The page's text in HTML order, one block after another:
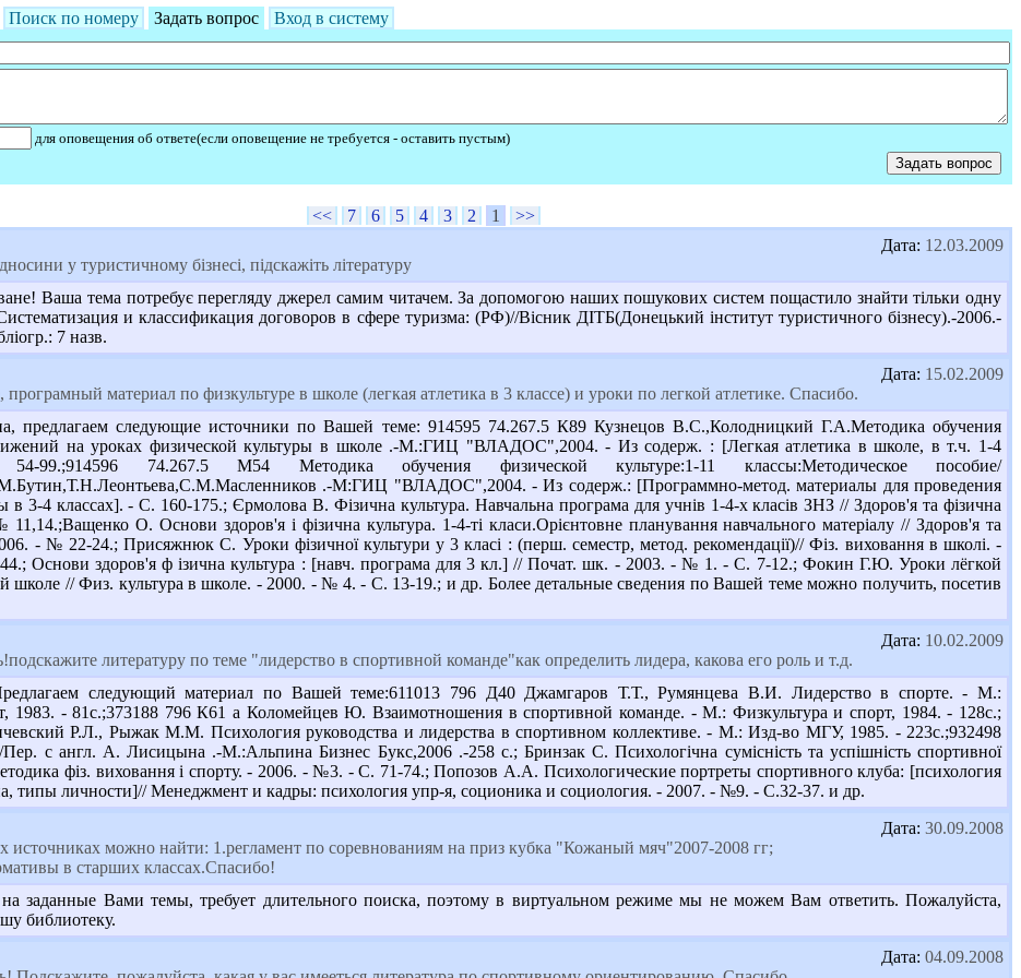
Поиск по номеру Задать вопрос
Вход в систему
для оповещения об ответе(если оповещение не требуется - оставить пустым)
<< 7 6 5 4 3 2 1
>>
Дата: 12.03.2009
у туристичному бізнесі, підскажіть літературу
Ваша тема потребує перегляду джерел самим читачем. За допомогою наших пошукових систем пощастило знайти тільки одну
и классификация договоров в сфере туризма: (РФ)//Вісник ДІТБ(Донецький інститут туристичного бізнесу).-2006.-
7 назв.
Дата: 15.02.2009
материал по физкультуре в школе (легкая атлетика в 3 классе) и уроки по легкой атлетике. Спасибо.
предлагаем следующие источники по Вашей теме: 914595 74.267.5 К89 Кузнецов В.С.,Колодницкий Г.А.Методика обучения
на уроках физической культуры в школе .-М.:ГИЦ "ВЛАДОС",2004. - Из содерж. : [Легкая атлетика в школе, в т.ч. 1-4
74.267.5 М54 Методика обучения физической культуре:1-11 классы:Методическое пособие/
.-М:ГИЦ "ВЛАДОС",2004. - Из содерж.: [Программно-метод. материалы для проведения
в 3-4 классах]. - С. 160-175.; Єрмолова В. Фізична культура. Навчальна програма для учнів 1-4-х класів ЗНЗ // Здоров'я та фізична
О. Основи здоров'я і фізична культура. 1-4-ті класи.Орієнтовне планування навчального матеріалу // Здоров'я та
- № 22-24.; Присяжнюк С. Уроки фізичної культури у 3 класі : (перш. семестр, метод. рекомендації)// Фіз. виховання в школі. -
Основи здоров'я ф ізична культура : [навч. програма для 3 кл.] // Почат. шк. - 2003. - № 1. - С. 7-12.; Фокин Г.Ю. Уроки лёгкой
школе // Физ. культура в школе. - 2000. - № 4. - С. 13-19.; и др. Более детальные сведения по Вашей теме можно получить, посетив
Дата: 10.02.2009
литературу по теме "лидерство в спортивной команде"как определить лидера, какова его роль и т.д.
следующий материал по Вашей теме:611013 796 Д40 Джамгаров Т.Т., Румянцева В.И. Лидерство в спорте. - М.:
1983. - 81с.;373188 796 К61 а Коломейцев Ю. Взаимотношения в спортивной команде. - М.: Физкультура и спорт, 1984. - 128с.;
Р.Л., Рыжак М.М. Психология руководства и лидерства в спортивном коллективе. - М.: Изд-во МГУ, 1985. - 223с.;932498
с англ. А. Лисицына .-М.:Альпина Бизнес Букс,2006 .-258 с.; Бринзак С. Психологічна сумісність та успішність спортивної
фіз. виховання і спорту. - 2006. - №3. - С. 71-74.; Попозов А.А. Психологические портреты спортивного клуба: [психология
типы личности]// Менеджмент и кадры: психология упр-я, соционика и социология. - 2007. - №9. - С.32-37. и др.
Дата: 30.09.2008
источниках можно найти: 1.регламент по соревнованиям на приз кубка "Кожаный мяч"2007-2008 гг;
в старших классах.Спасибо!
заданные Вами темы, требует длительного поиска, поэтому в виртуальном режиме мы не можем Вам ответить. Пожалуйста,
библиотеку.
Дата: 04.09.2008